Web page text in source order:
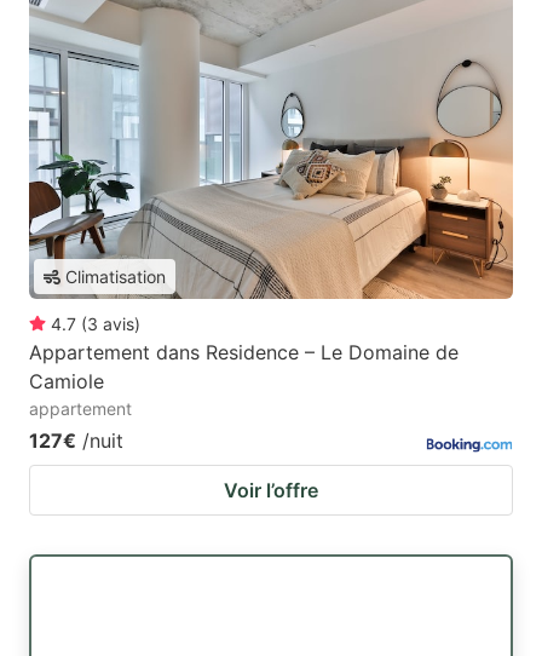
Climatisation
4.7 (3 avis)
Appartement dans Residence – Le Domaine de
Camiole
appartement
127€ /nuit
Voir l’offre